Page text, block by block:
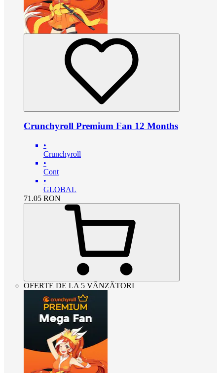
Crunchyroll Premium Fan 12 Months
•
Crunchyroll
•
Cont
•
GLOBAL
71.05 RON
OFERTE DE LA 5 VÂNZĂTORI